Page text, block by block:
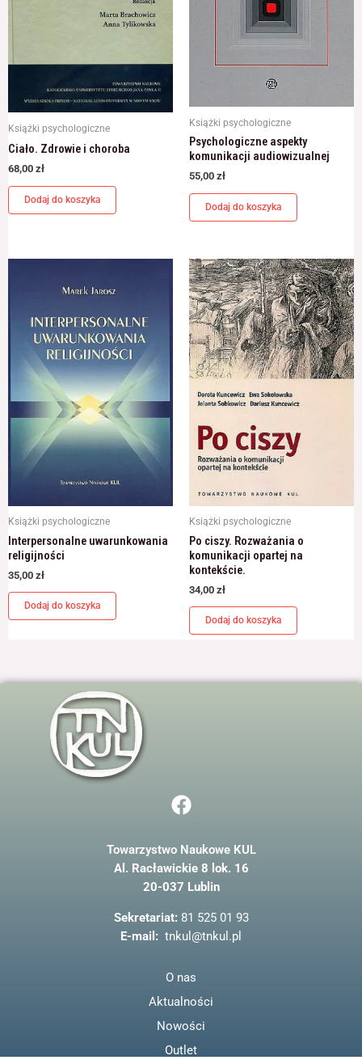
Książki psychologiczne
Ciało. Zdrowie i choroba
68,00 zł
Dodaj do koszyka
Książki psychologiczne
Psychologiczne aspekty
komunikacji audiowizualnej
55,00 zł
Dodaj do koszyka
Książki psychologiczne
Interpersonalne uwarunkowania
religijności
35,00 zł
Dodaj do koszyka
Książki psychologiczne
Po ciszy. Rozważania o
komunikacji opartej na
kontekście.
34,00 zł
Dodaj do koszyka
F
a
e
b
o
o
k
Towarzystwo Naukowe KUL
Al. Racławickie 8 lok. 16
20-037 Lublin
Sekretariat: 81 525 01 93
E-mail: tnkul@tnkul.pl
O nas
Aktualności
Nowości
Outlet